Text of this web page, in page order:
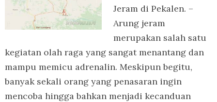
Jeram di Pekalen. –
Arung jeram
merupakan salah satu
kegiatan olah raga yang sangat menantang dan
mampu memicu adrenalin. Meskipun begitu,
banyak sekali orang yang penasaran ingin
mencoba hingga bahkan menjadi kecanduan